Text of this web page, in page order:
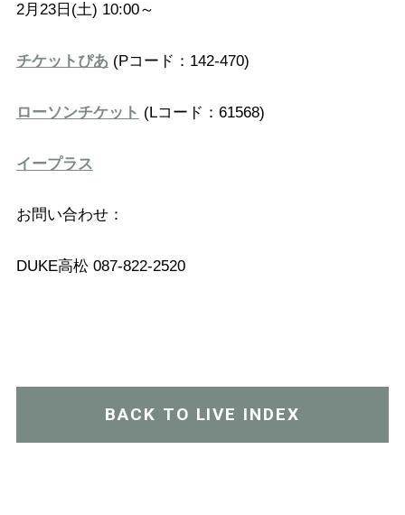
2月23日(土) 10:00～
チケットぴあ (Pコード：142-470)
ローソンチケット (Lコード：61568)
イープラス
お問い合わせ：
DUKE高松 087-822-2520
BACK TO LIVE INDEX